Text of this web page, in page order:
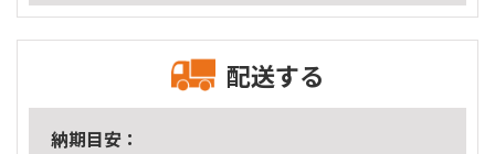
配送する
納期目安：